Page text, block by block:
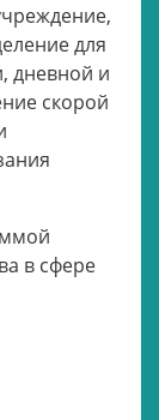
для
дневной и
скорой
в сфере